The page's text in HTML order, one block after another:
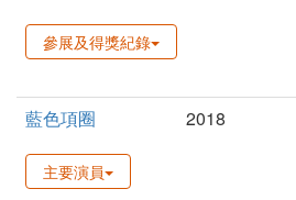
參展及得獎紀錄
藍色項圈 2018
主要演員